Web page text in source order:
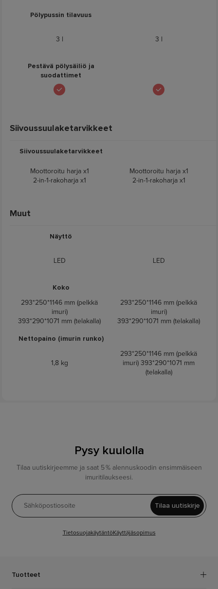
Pölypussin tilavuus
Pestävä pölysäiliö ja
suodattimet
Siivoussuulaketarvikkeet
Siivoussuulaketarvikkeet
Muut
Näyttö
Koko
Nettopaino (imurin runko)
3 l
Moottoroitu harja x1
2-in-1-rakoharja x1
LED
293*250*1146 mm (pelkkä
imuri)
393*290*1071 mm (telakalla)
1,8 kg
3 l
Moottoroitu harja x1
2-in-1-rakoharja x1
LED
293*250*1146 mm (pelkkä
imuri)
393*290*1071 mm (telakalla)
293*250*1146 mm (pelkkä
imuri) 393*290*1071 mm
(telakalla)
Pysy kuulolla
Tilaa uutiskirjeemme ja saat 5 % alennuskoodin ensimmäiseen
imuritilaukseesi.
Tilaa uutiskirje
Tietosuojakäytäntö Käyttäjäsopimus
Tuotteet